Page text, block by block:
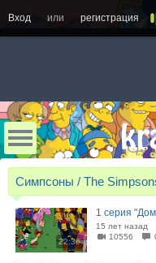
Вход или регистрация
Симпсоны / The
22:36
1 серия
15 лет назад
10556